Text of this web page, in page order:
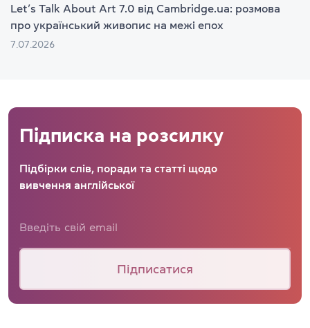
Let’s Talk About Art 7.0 від Cambridge.ua: розмова
про український живопис на межі епох
7.07.2026
Підписка на розсилку
Підбірки слів, поради та статті щодо
вивчення англійської
Підписатися